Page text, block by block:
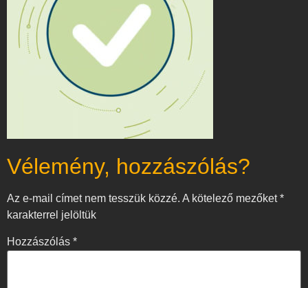
Vélemény, hozzászólás?
Az e-mail címet nem tesszük közzé. A kötelező mezőket*
karakterrel jelöltük
Hozzászólás *